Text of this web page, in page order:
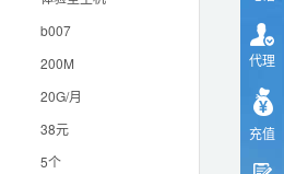
b007
200M
20G/月
38元
5个
代理
充值